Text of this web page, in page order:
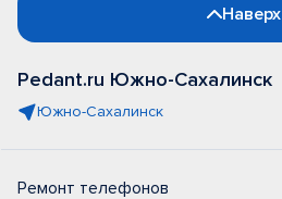
Наверх
Pedant.ru Южно-Сахалинск
Южно-Сахалинск
Ремонт телефонов